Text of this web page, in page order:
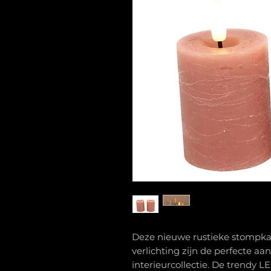
Deze nieuwe rustieke
verlichting zijn de perfecte
interieurcollectie. De trendy